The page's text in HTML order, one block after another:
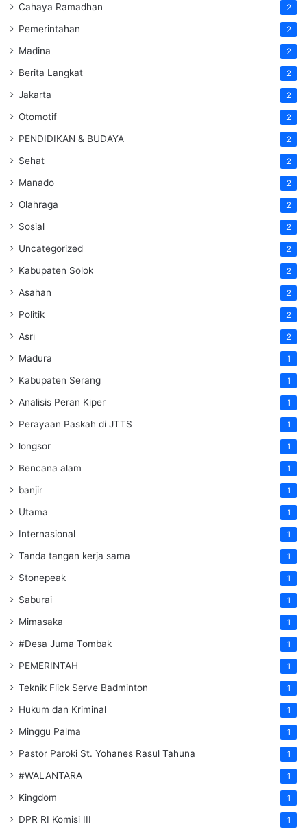
Cahaya Ramadhan 2
Pemerintahan 2
Madina 2
Berita Langkat 2
Jakarta 2
Otomotif 2
PENDIDIKAN & BUDAYA 2
Sehat 2
Manado 2
Olahraga 2
Sosial 2
Uncategorized 2
Kabupaten Solok 2
Asahan 2
Politik 2
Asri 2
Madura 1
Kabupaten Serang 1
Analisis Peran Kiper 1
Perayaan Paskah di JTTS 1
longsor 1
Bencana alam 1
banjir 1
Utama 1
Internasional 1
Tanda tangan kerja sama 1
Stonepeak 1
Saburai 1
Mimasaka 1
#Desa Juma Tombak 1
PEMERINTAH 1
Teknik Flick Serve Badminton 1
Hukum dan Kriminal 1
Minggu Palma 1
Pastor Paroki St. Yohanes Rasul Tahuna 1
#WALANTARA 1
Kingdom 1
DPR RI Komisi III 1